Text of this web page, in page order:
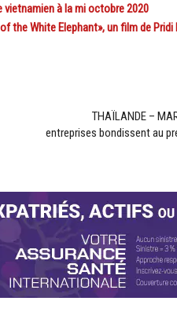
vietnamien à la mi octobre 2020
the White Elephant», un film de
THAÏLANDE –
entreprises bondissent au